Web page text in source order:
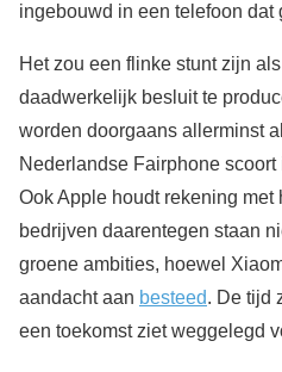
ingebouwd in een telefoon dat
Het zou een flinke stunt zijn
daadwerkelijk besluit te
worden doorgaans allerminst
Nederlandse Fairphone
Ook Apple houdt rekening
bedrijven daarentegen staan
groene ambities, hoewel
aandacht aan besteed. De tijd
een toekomst ziet weggelegd